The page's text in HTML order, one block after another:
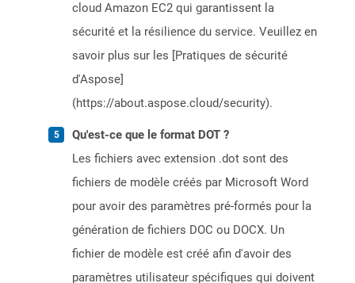
cloud Amazon EC2 qui garantissent la
sécurité et la résilience du service. Veuillez en
savoir plus sur les [Pratiques de sécurité
d'Aspose]
(https://about.aspose.cloud/security).
Qu'est-ce que le format DOT ?
Les fichiers avec extension .dot sont des
fichiers de modèle créés par Microsoft Word
pour avoir des paramètres pré-formés pour la
génération de fichiers DOC ou DOCX. Un
fichier de modèle est créé afin d'avoir des
paramètres utilisateur spécifiques qui doivent